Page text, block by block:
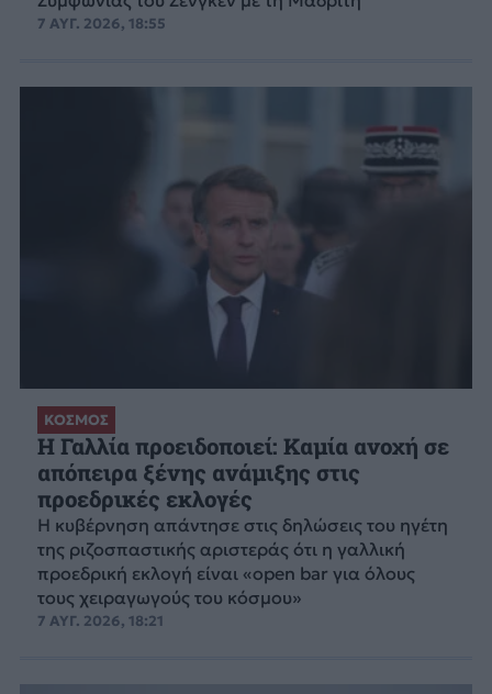
7 ΑΥΓ. 2026, 18:55
ΚΟΣΜΟΣ
Η Γαλλία προειδοποιεί: Καμία ανοχή σε
απόπειρα ξένης ανάμιξης στις
προεδρικές εκλογές
Η κυβέρνηση απάντησε στις δηλώσεις του ηγέτη
της ριζοσπαστικής αριστεράς ότι η γαλλική
προεδρική εκλογή είναι «open bar για όλους
τους χειραγωγούς του κόσμου»
7 ΑΥΓ. 2026, 18:21